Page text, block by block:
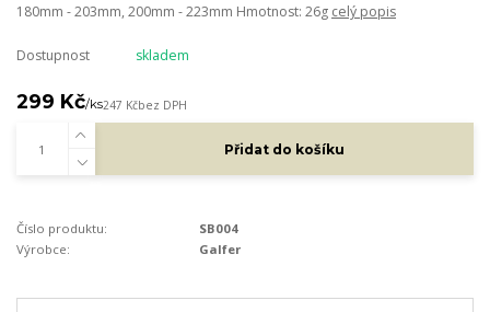
180mm - 203mm, 200mm - 223mm Hmotnost: 26g celý popis
Dostupnost skladem
299 Kč/ks247 Kčbez DPH
Přidat do košíku
Číslo produktu:
SB004
Výrobce:
Galfer